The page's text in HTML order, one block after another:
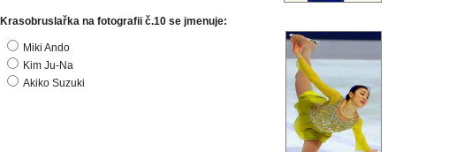
Krasobruslařka na fotografii č.10 se jmenuje:
Miki Ando
Kim Ju-Na
Akiko Suzuki